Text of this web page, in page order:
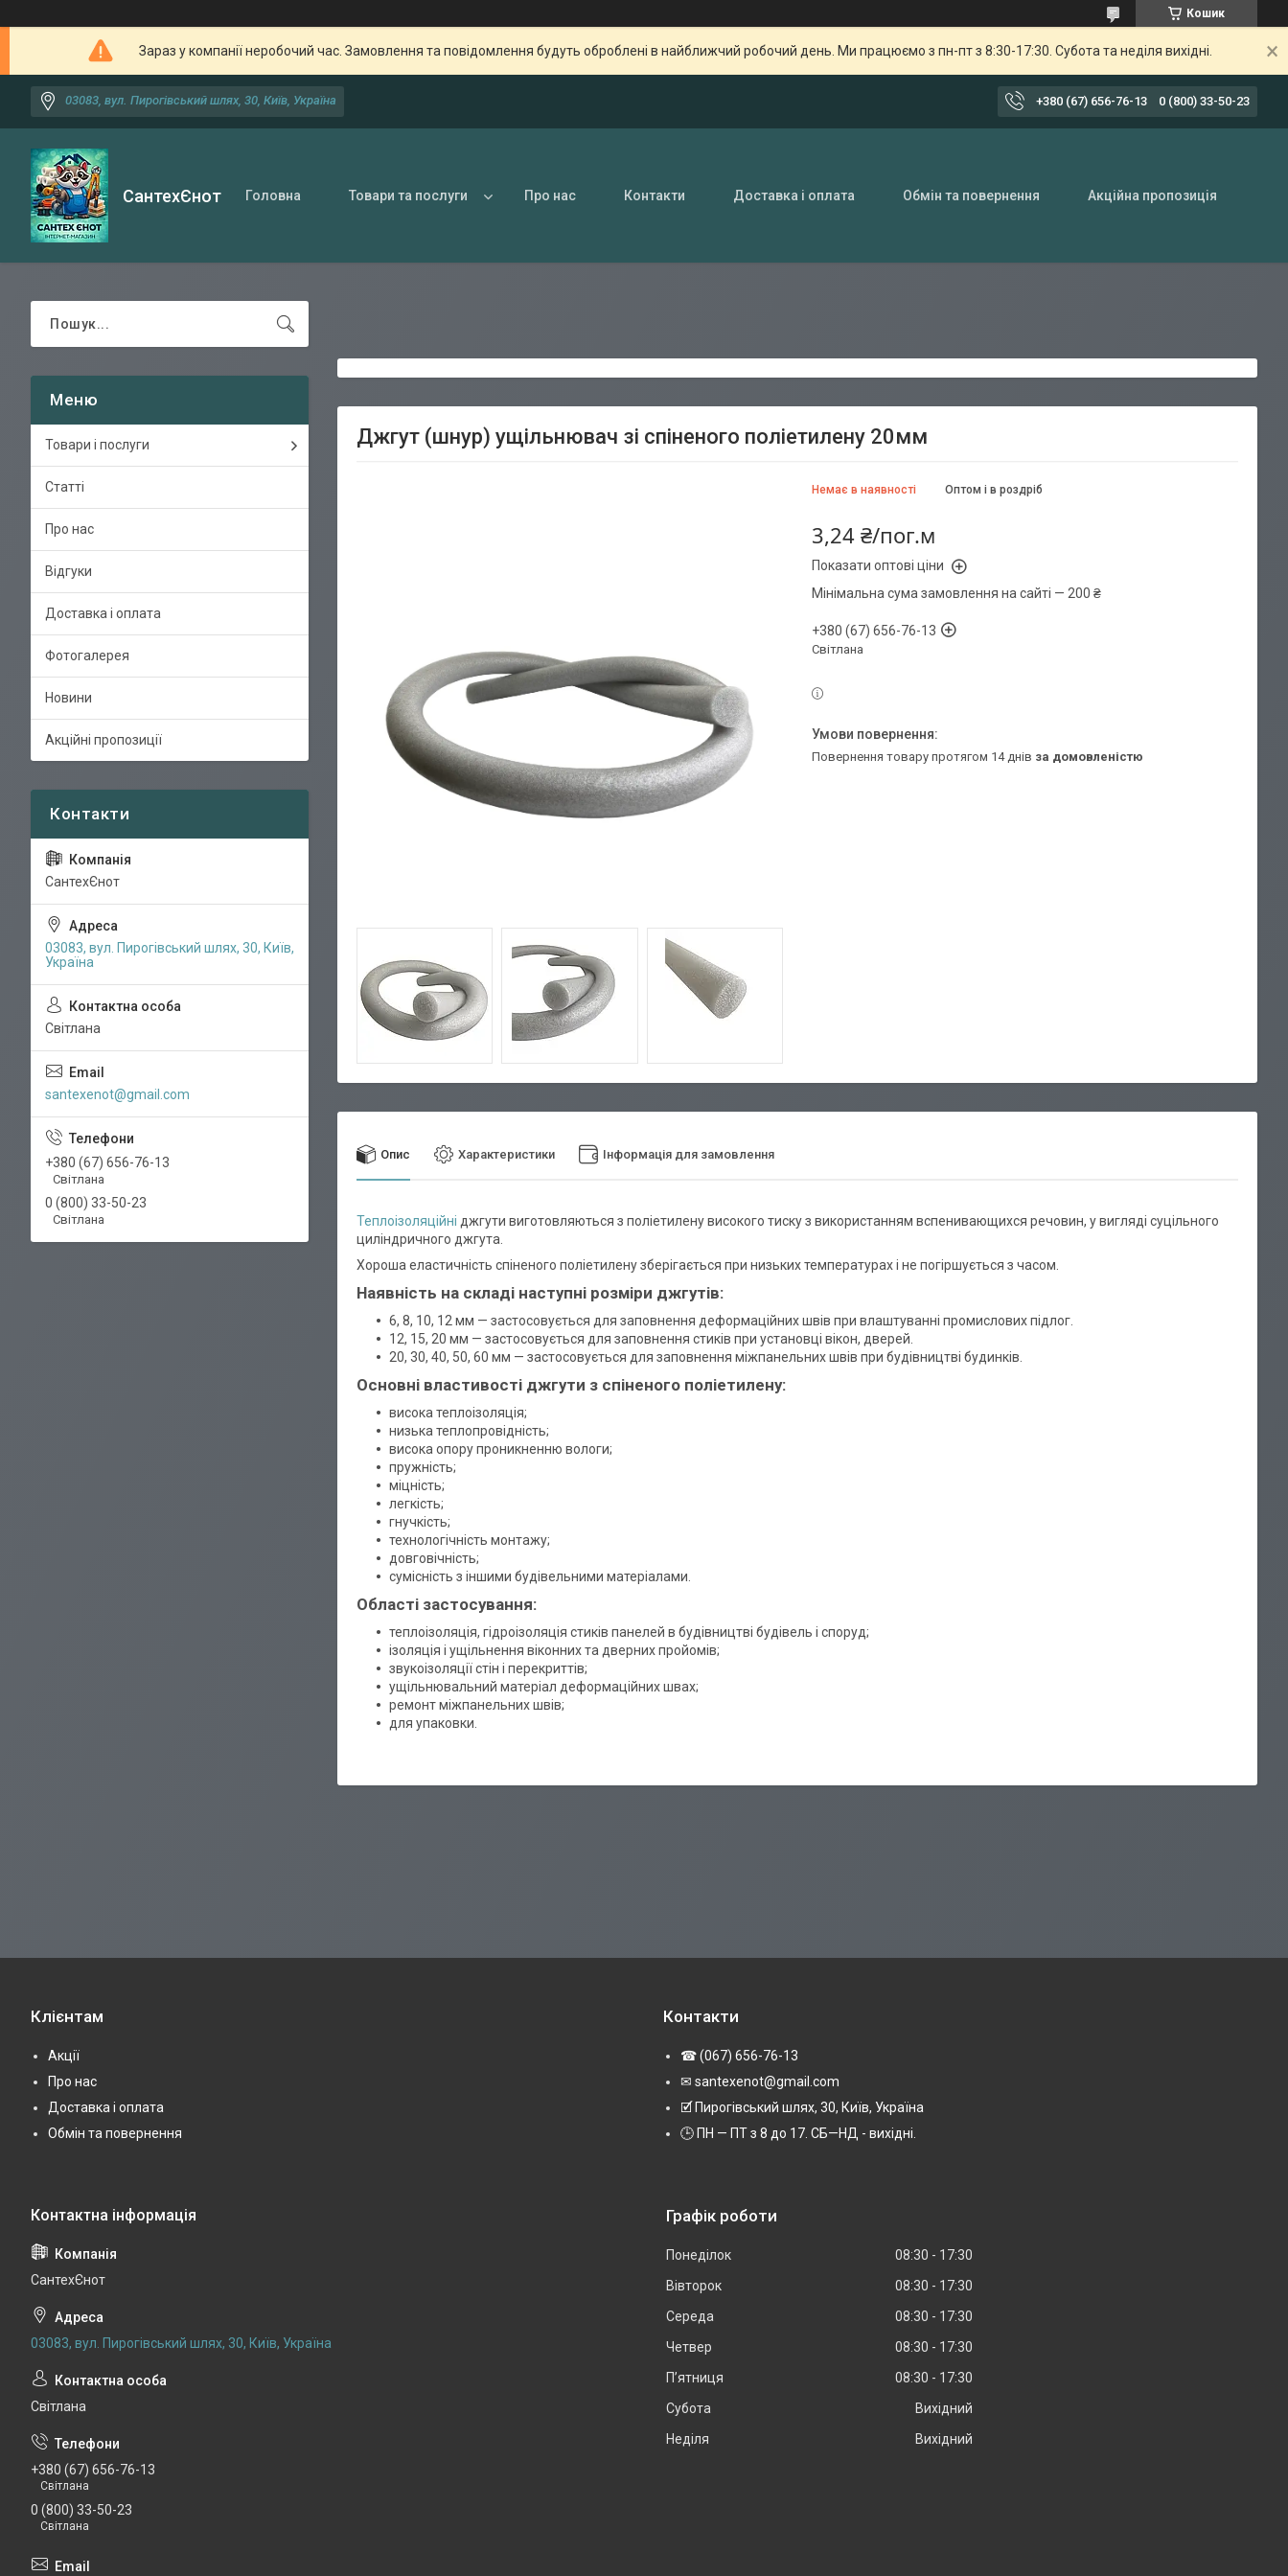
Кошик
Зараз у компанії неробочий час. Замовлення та повідомлення будуть оброблені в найближчий робочий день. Ми працюємо з пн-пт з 8:30-17:30. Субота та неділя вихідні.
03083, вул. Пирогівський шлях, 30, Київ, Україна +380 (67) 656-76-13 0 (800) 33-50-23
СантехЄнот Головна Товари та послуги Про нас Контакти Доставка і оплата Обмін та повернення Акційна пропозиція
Джгут (шнур) ущільнювач зі спіненого поліетилену 20мм
Немає в наявності Оптом і в роздріб
3,24 ₴/пог.м
Показати оптові ціни
Мінімальна сума замовлення на сайті — 200 ₴
+380 (67) 656-76-13
Світлана
повернення товару протягом 14 днів за домовленістю
Опис Характеристики Інформація для замовлення
Теплоізоляційні джгути виготовляються з поліетилену високого тиску з використанням вспенивающихся речовин, у вигляді суцільного
циліндричного джгута.
Хороша еластичність спіненого поліетилену зберігається при низьких температурах і не погіршується з часом.
Наявність на складі наступні розміри джгутів:
6, 8, 10, 12 мм — застосовується для заповнення деформаційних швів при влаштуванні промислових підлог.
12, 15, 20 мм — застосовується для заповнення стиків при установці вікон, дверей.
20, 30, 40, 50, 60 мм — застосовується для заповнення міжпанельних швів при будівництві будинків.
Основні властивості джгути з спіненого поліетилену:
висока теплоізоляція;
низька теплопровідність;
висока опору проникненню вологи;
пружність;
міцність;
легкість;
гнучкість;
технологічність монтажу;
довговічність;
сумісність з іншими будівельними матеріалами.
Області застосування:
теплоізоляція, гідроізоляція стиків панелей в будівництві будівель і споруд;
ізоляція і ущільнення віконних та дверних пройомів;
звукоізоляції стін і перекриттів;
ущільнювальний матеріал деформаційних швах;
ремонт міжпанельних швів;
для упаковки.
Товари і послуги
Статті
Про нас
Відгуки
Доставка і оплата
Фотогалерея
Новини
Акційні пропозиції
СантехЄнот
03083, вул. Пирогівський шлях, 30, Київ,
Україна
Світлана
santexenot@gmail.com
+380 (67) 656-76-13
Світлана
0 (800) 33-50-23
Світлана
Клієнтам
Акції
Про нас
Доставка і оплата
Обмін та повернення
Контакти
☎ (067) 656-76-13
✉ santexenot@gmail.com
🗹 Пирогівський шлях, 30, Київ, Україна
🕒 ПН — ПТ з 8 до 17. СБ—НД - вихідні.
СантехЄнот
03083, вул. Пирогівський шлях, 30, Київ, Україна
Світлана
+380 (67) 656-76-13
Світлана
0 (800) 33-50-23
Світлана
Графік роботи
Понеділок 08:30
17:30
Вівторок
08:30
17:30
Середа
08:30
17:30
Четвер
08:30
17:30
Пʼятниця
08:30
17:30
Субота
Вихідний
Неділя
Вихідний